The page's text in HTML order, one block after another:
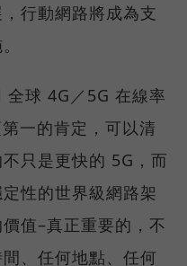
行動網路將成為支
球 4G／5G 在線率
一的肯定，可以清
只是更快的 5G，而
性的世界級網路架
值–真正重要的，不
、任何地點、任何